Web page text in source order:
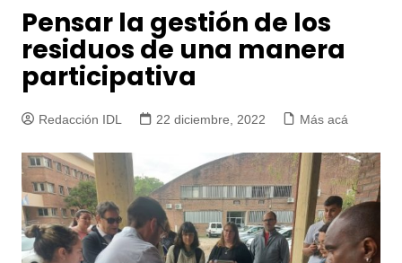
Pensar la gestión de los
residuos de una manera
participativa
Redacción IDL 22 diciembre, 2022 Más acá